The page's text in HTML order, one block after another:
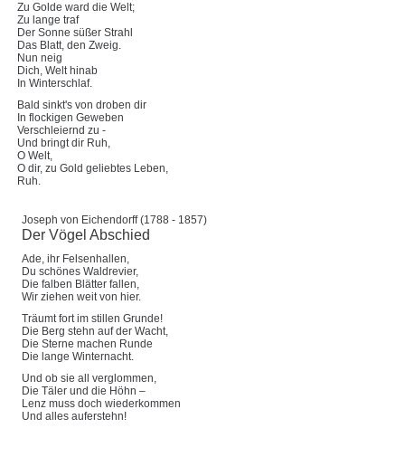
Zu Golde ward die Welt;
Zu lange traf
Der Sonne süßer Strahl
Das Blatt, den Zweig.
Nun neig
Dich, Welt hinab
In Winterschlaf.
Bald sinkt's von droben dir
In flockigen Geweben
Verschleiernd zu -
Und bringt dir Ruh,
O Welt,
O dir, zu Gold geliebtes Leben,
Ruh.
Joseph von Eichendorff (1788 - 1857)
Der Vögel Abschied
Ade, ihr Felsenhallen,
Du schönes Waldrevier,
Die falben Blätter fallen,
Wir ziehen weit von hier.
Träumt fort im stillen Grunde!
Die Berg stehn auf der Wacht,
Die Sterne machen Runde
Die lange Winternacht.
Und ob sie all verglommen,
Die Täler und die Höhn –
Lenz muss doch wiederkommen
Und alles auferstehn!